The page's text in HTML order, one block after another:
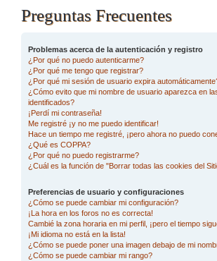
Preguntas Frecuentes
Problemas acerca de la autenticación y registro
¿Por qué no puedo autenticarme?
¿Por qué me tengo que registrar?
¿Por qué mi sesión de usuario expira
¿Cómo evito que mi nombre de usuario aparezca en
identificados?
¡Perdí mi contraseña!
Me registré ¡y no me puedo identificar!
Hace un tiempo me registré, ¡pero ahora no puedo
¿Qué es COPPA?
¿Por qué no puedo registrarme?
¿Cuál es la función de "Borrar todas las cookies del
Preferencias de usuario y configuraciones
¿Cómo se puede cambiar mi configuración?
¡La hora en los foros no es correcta!
Cambié la zona horaria en mi perfil, ¡pero el tiempo
¡Mi idioma no está en la lista!
¿Cómo se puede poner una imagen debajo de mi
¿Cómo se puede cambiar mi rango?